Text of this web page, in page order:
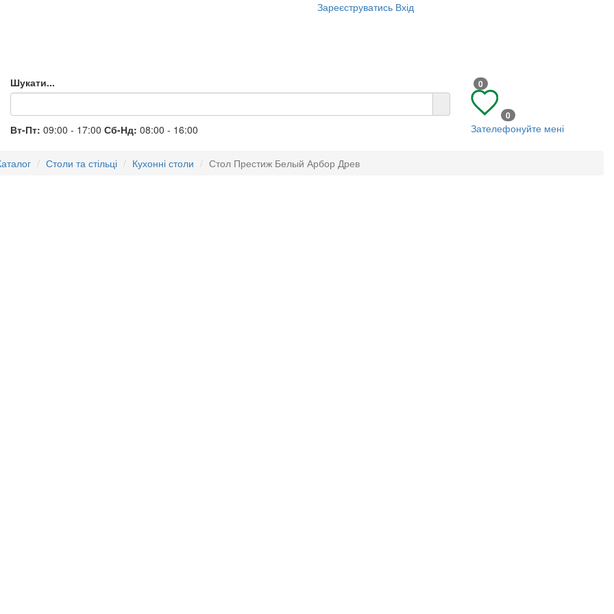
Зареєструватись Вхід
Шукати...
Вт-Пт: 09:00 - 17:00 Сб-Нд: 08:00 - 16:00
0
0
Зателефонуйте мені
Столи та стільці Кухонні столи Стол Престиж Белый Арбор Древ